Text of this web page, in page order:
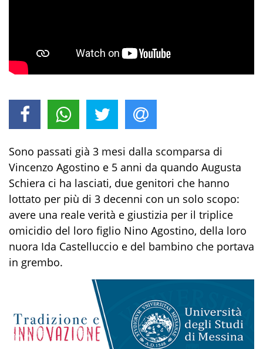
Sono passati già 3 mesi dalla scomparsa di
Vincenzo Agostino e 5 anni da quando Augusta
Schiera ci ha lasciati, due genitori che hanno
lottato per più di 3 decenni con un solo scopo:
avere una reale verità e giustizia per il triplice
omicidio del loro figlio Nino Agostino, della loro
nuora Ida Castelluccio e del bambino che portava
in grembo.